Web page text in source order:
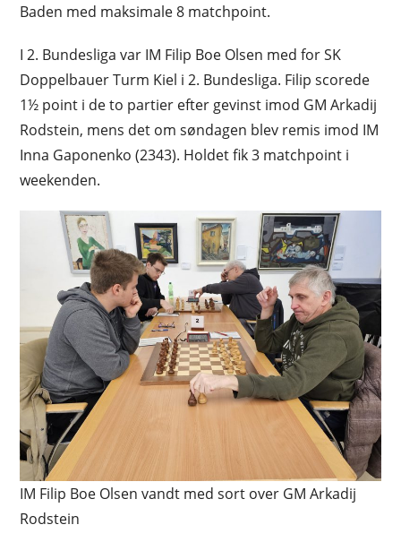
Baden med maksimale 8 matchpoint.
I 2. Bundesliga var IM Filip Boe Olsen med for SK
Doppelbauer Turm Kiel i 2. Bundesliga. Filip scorede
1½ point i de to partier efter gevinst imod GM Arkadij
Rodstein, mens det om søndagen blev remis imod IM
Inna Gaponenko (2343). Holdet fik 3 matchpoint i
weekenden.
IM Filip Boe Olsen vandt med sort over GM Arkadij
Rodstein